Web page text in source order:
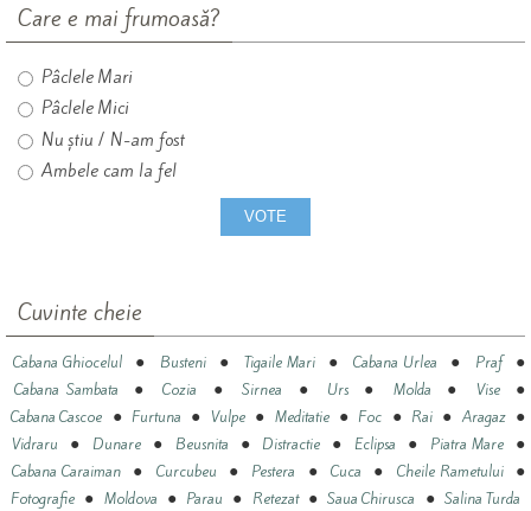
Care e mai frumoasă?
Pâclele Mari
Pâclele Mici
Nu știu / N-am fost
Ambele cam la fel
Cuvinte cheie
Cabana Ghiocelul ● Busteni● Tigaile Mari ● Cabana Urlea ● Praf●
Cabana Sambata ●Cozia ●Sirnea ● Urs● Molda ● Vise●
Cabana Cascoe ● Furtuna ● Vulpe● Meditatie● Foc ● Rai ●Aragaz●
Vidraru ● Dunare● Beusnita ● Distractie ● Eclipsa ● Piatra Mare ●
Cabana Caraiman ● Curcubeu ● Pestera ●Cuca ● Cheile Rametului●
Fotografie ● Moldova ● Parau ● Retezat●Saua Chirusca ● Salina Turda